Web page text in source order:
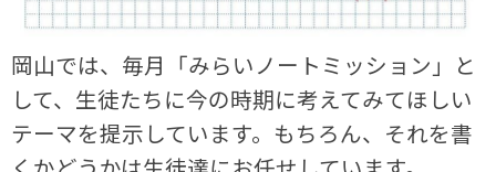
岡山では、毎月「みらいノートミッション」と
して、生徒たちに今の時期に考えてみてほしい
テーマを提示しています。もちろん、それを書